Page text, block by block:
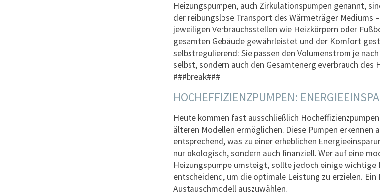
Heizungspumpen, auch Zirkulationspumpen genannt,
der reibungslose Transport des Wärmeträger Mediums
jeweiligen Verbrauchsstellen wie Heizkörpern oder
gesamten Gebäude gewährleistet und der Komfort
selbstregulierend: Sie passen den Volumenstrom je
selbst, sondern auch den Gesamtenergieverbrauch des
###break###
HOCHEFFIZIENZPUMPEN:
Heute kommen fast ausschließlich
älteren Modellen ermöglichen. Diese Pumpen
entsprechend, was zu einer erheblichen
nur ökologisch, sondern auch finanziell. Wer auf eine
Heizungspumpe umsteigt, sollte jedoch einige
entscheidend, um die optimale Leistung zu erzielen.
Austauschmodell auszuwählen.